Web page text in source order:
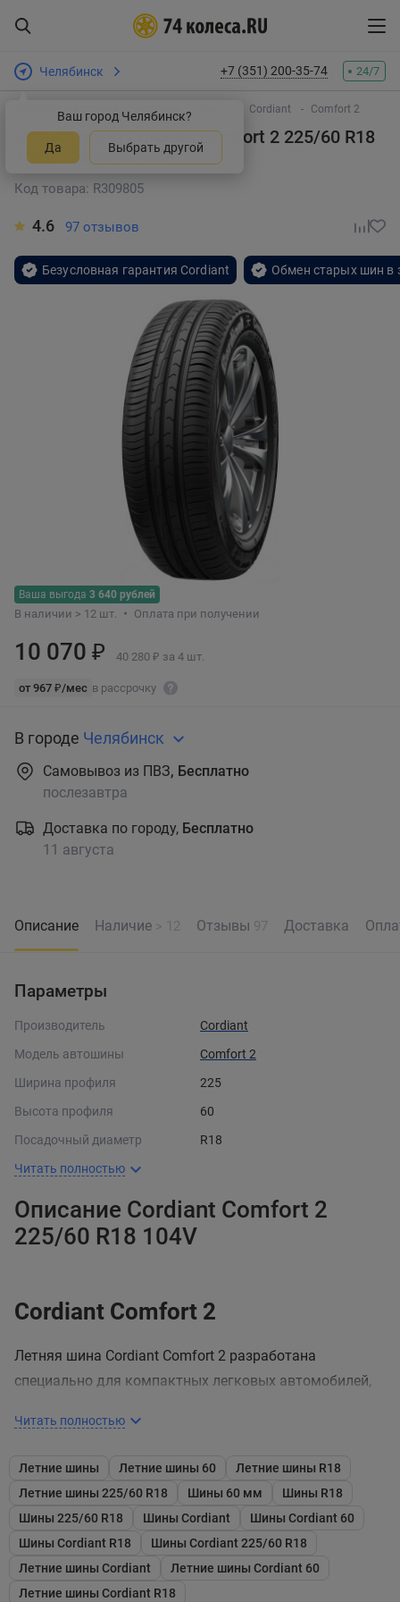
Челябинск
Ваш город Челябинск?
Да Выбрать другой
+7 (351) 200-35-74 24/7
Интернет-магазин шин и дисков Cordiant Comfort 2
Летняя шина Cordiant Comfort 2 225/60 R18
104Vв Челябинске
Код товара: R309805
4.6 97 отзывов
Безусловная гарантия Cordiant Обмен старых шин в
Ваша выгода 3 640 рублей
В наличии > 12 шт. Оплата при получении
10 070 ₽ 40 280 ₽ за 4 шт.
от 967 ₽/мес в рассрочку
В городе Челябинск
Самовывоз из ПВЗ, Бесплатно
послезавтра
Доставка по городу, Бесплатно
11 августа
Описание Наличие > 12 Отзывы 97 Доставка
Параметры
Производитель
Cordiant
Модель автошины
Comfort 2
Ширина профиля
225
Высота профиля
60
Посадочный диаметр
R18
Читать полностью
Описание Cordiant Comfort 2
225/60 R18 104V
Cordiant Comfort 2
Летняя шина Cordiant Comfort 2 разработана
специально для компактных легковых автомобилей,
пределах городской черты. Модель характеризуется
2-слойный протектор
Шина отличается мягкостью хода. Данное свойство
обеспечивается использованием 2-слойного
Читать полностью
Летние шины Летние шины 60
Летние шины R18
Летние шины 225/60 R18
Шины 60 мм
Шины R18
Шины 225/60 R18
Шины Cordiant
Шины Cordiant 60
Шины Cordiant R18
Шины Cordiant 225/60 R18
Летние шины Cordiant
Летние шины Cordiant 60
Летние шины Cordiant R18